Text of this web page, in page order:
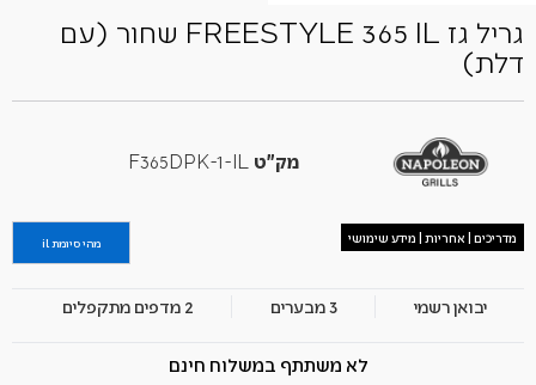
גריל גז FREESTYLE 365 IL שחור (עם
דלת)
מק"ט
מדריכים | אחריות | מידע שימושי מהי סיומת il
2 מדפים מתקפלים 3 מבערים יבואן רשמי
לא משתתף במשלוח חינם